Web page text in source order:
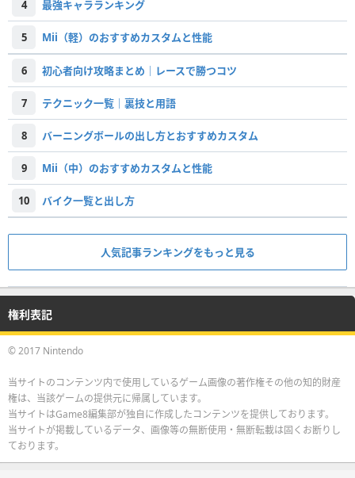
4 最強キャラランキング
5 Mii（軽）のおすすめカスタムと性能
6 初心者向け攻略まとめ｜レースで勝つコツ
7 テクニック一覧｜裏技と用語
8 バーニングボールの出し方とおすすめカスタム
9 Mii（中）のおすすめカスタムと性能
10 バイク一覧と出し方
人気記事ランキングをもっと見る
権利表記
© 2017 Nintendo
当サイトのコンテンツ内で使用しているゲーム画像の著作権その他の知的財産
権は、当該ゲームの提供元に帰属しています。
当サイトはGame8編集部が独自に作成したコンテンツを提供しております。
当サイトが掲載しているデータ、画像等の無断使用・無断転載は固くお断りし
ております。